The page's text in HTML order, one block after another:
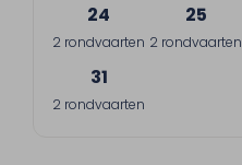
24
2 rondvaarten
25
2 rondvaarten
31
2 rondvaarten